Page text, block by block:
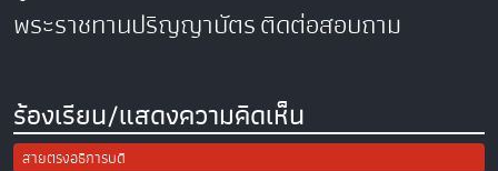
พระราชทานปริญญาบัตรติดต่อสอบถาม
ร้องเรียน/แสดงความคิดเห็น
สายตรงอธิการบดี